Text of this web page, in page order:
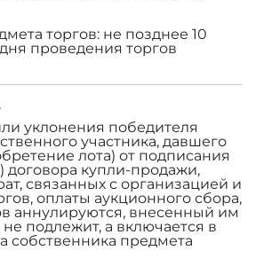
торгов: не позднее 10
проведения торгов
уклонения победителя
участника, давшего
лота) от подписания
договора купли-продажи,
связанных с организацией и
оплаты аукционного сбора,
аннулируются, внесенный им
не подлежит, а включается в
собственника предмета